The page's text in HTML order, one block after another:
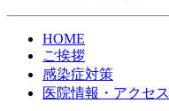
HOME
ご挨拶
感染症対策
医院情報・アクセス